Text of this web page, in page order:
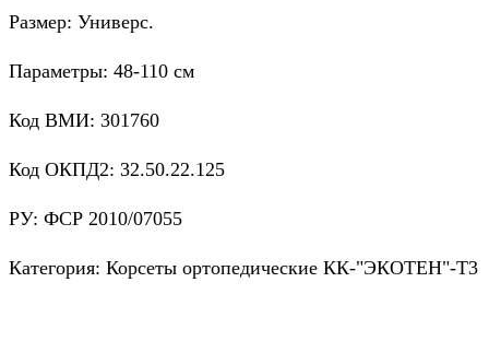
Размер: Универс.
Параметры: 48-110 см
Код ВМИ: 301760
Код ОКПД2: 32.50.22.125
РУ: ФСР 2010/07055
Категория: Корсеты ортопедические КК-"ЭКОТЕН"-Т3